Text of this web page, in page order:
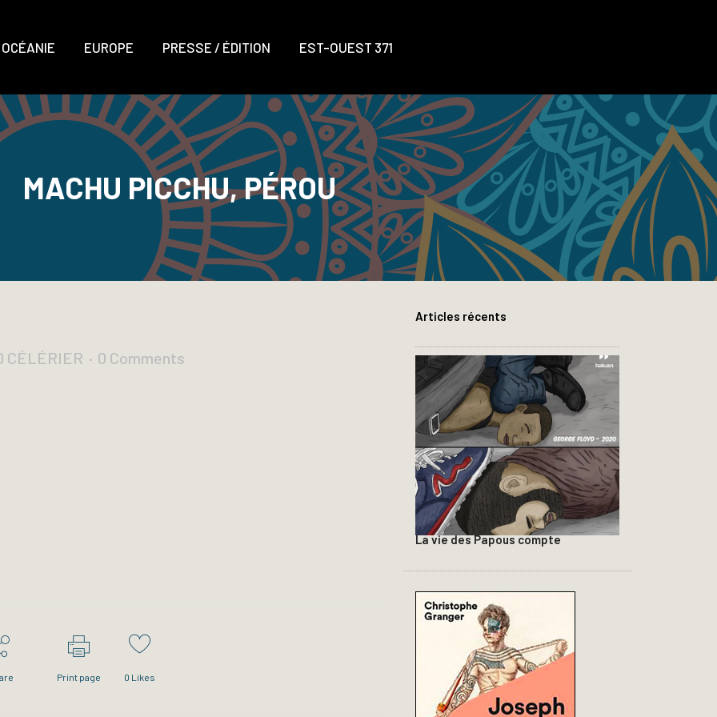
OCÉANIE EUROPE PRESSE / ÉDITION EST-OUEST 371
MACHU PICCHU, PÉROU
CÉLÉRIER 0 Comments
Print page 0 Likes
Articles récents
La vie des Papous compte